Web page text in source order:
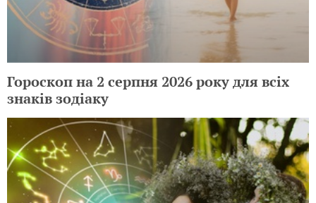
Гороскоп на 2 серпня 2026 року для всіх
знаків зодіаку